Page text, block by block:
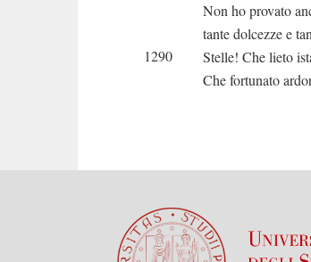
Non ho provato
tante dolcezze e
1290
Stelle! Che lieto
Che fortunato